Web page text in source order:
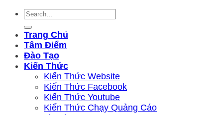
Trang Chủ
Tâm Điểm
Đào Tạo
Kiến Thức
Kiến Thức Website
Kiến Thức Facebook
Kiến Thức Youtube
Kiến Thức Chạy Quảng Cáo